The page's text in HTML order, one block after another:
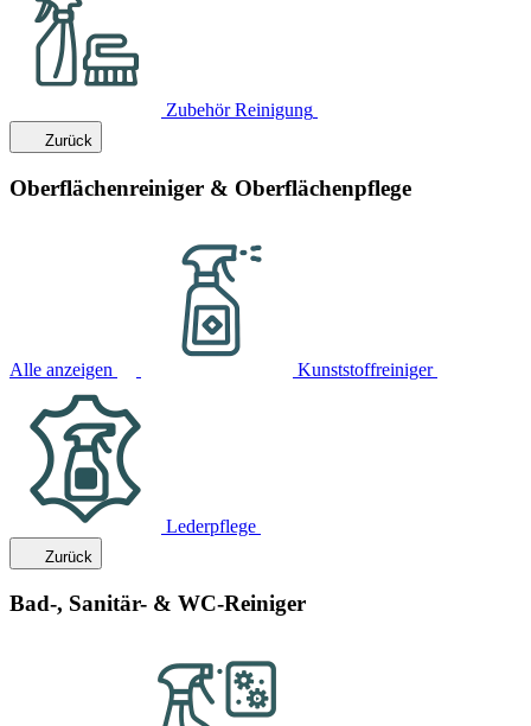
Zubehör Reinigung
Zurück
Oberflächenreiniger & Oberflächenpflege
Alle anzeigen Kunststoffreiniger
Lederpflege
Zurück
Bad-, Sanitär- & WC-Reiniger